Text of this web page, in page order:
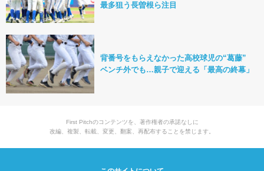
最多狙う長曽根ら注目
背番号をもらえなかった高校球児の“葛藤”
ベンチ外でも…親子で迎える「最高の終幕」
First Pitchのコンテンツを、著作権者の承諾なしに
改編、複製、転載、変更、翻案、再配布することを禁じます。